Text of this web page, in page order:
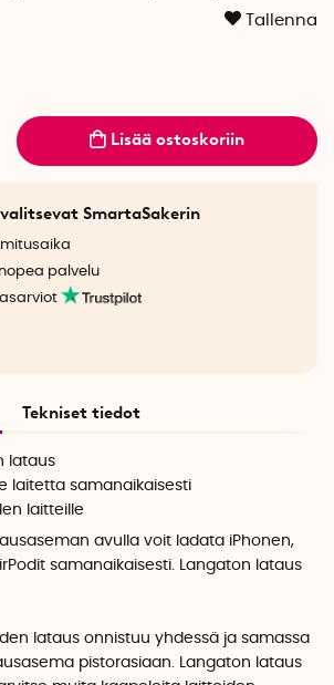
Tallenna
Lisää ostoskoriin
SmartaSakerin
palvelu
Tekniset tiedot
lataus
laitetta samanaikaisesti
laitteille
avulla voit ladata iPhonen,
samanaikaisesti. Langaton lataus
lataus onnistuu yhdessä ja samassa
pistorasiaan. Langaton lataus